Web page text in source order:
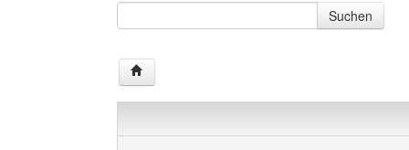
Suche im Forum
Suchen